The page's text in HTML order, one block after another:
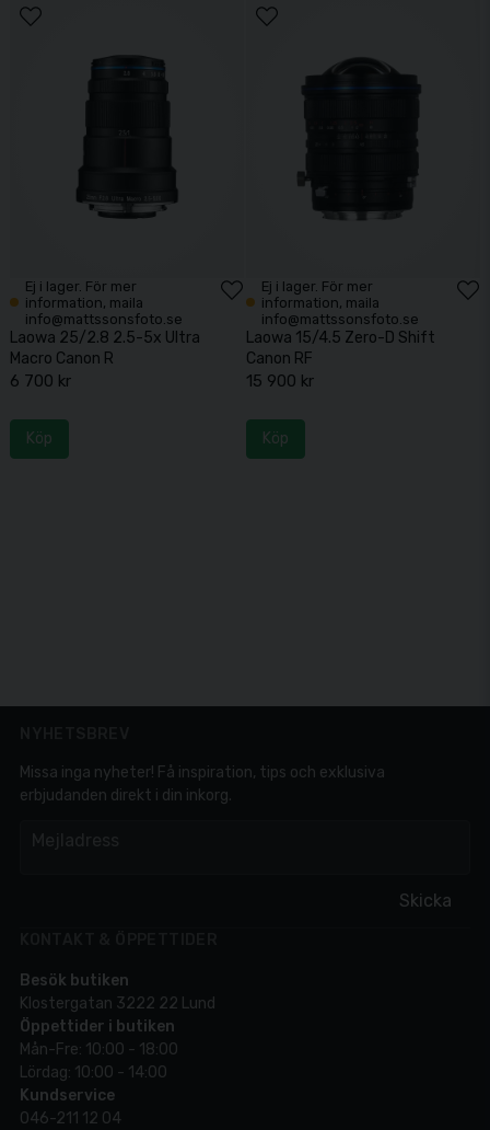
Ej i lager. För mer
information, maila
info@mattssonsfoto.se
Laowa 25/2.8 2.5-5x Ultra
Macro Canon R
6 700 kr
Köp
Ej i lager. För mer
information, maila
info@mattssonsfoto.se
Laowa 15/4.5 Zero-D Shift
Canon RF
15 900 kr
Köp
Skicka
Missa inga nyheter! Få inspiration, tips och exklusiva
erbjudanden direkt i din inkorg.
Besök butiken
Klostergatan 3222 22 Lund
Öppettider i butiken
Mån-Fre: 10:00 - 18:00
Lördag: 10:00 - 14:00
Kundservice
046-211 12 04